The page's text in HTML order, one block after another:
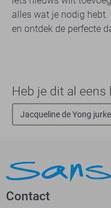
alles wat je nodig
en ontdek de perfecte
Heb je dit al eens
Jacqueline de Yong
Contact